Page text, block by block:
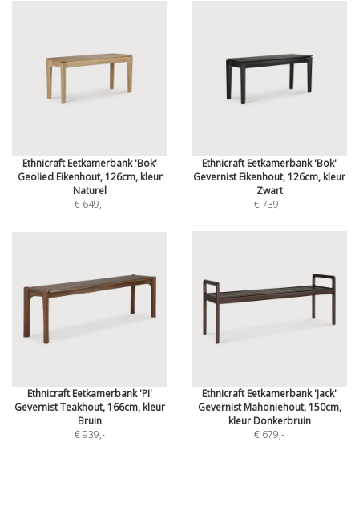
Ethnicraft Eetkamerbank 'Bok'
Geolied Eikenhout, 126cm, kleur
Naturel
€ 649,-
Ethnicraft Eetkamerbank 'Bok'
Gevernist Eikenhout, 126cm, kleur
Zwart
€ 739,-
Ethnicraft Eetkamerbank 'PI'
Gevernist Teakhout, 166cm, kleur
Bruin
€ 939,-
Ethnicraft Eetkamerbank 'Jack'
Gevernist Mahoniehout, 150cm,
kleur Donkerbruin
€ 679,-